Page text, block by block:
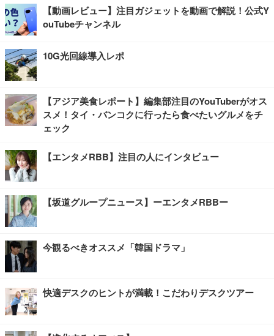
【動画レビュー】注目ガジェットを動画で解説！公式Y
ouTubeチャンネル
10G光回線導入レポ
【アジア美食レポート】編集部注目のYouTuberがオス
スメ！タイ・バンコクに行ったら食べたいグルメをチ
ェック
【エンタメRBB】注目の人にインタビュー
【坂道グループニュース】ーエンタメRBBー
今観るべきオススメ「韓国ドラマ」
快適デスクのヒントが満載！こだわりデスクツアー